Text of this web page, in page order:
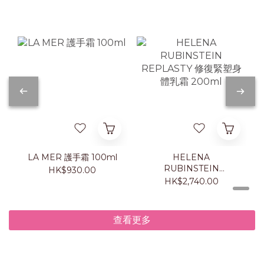
LA MER 護手霜 100ml
HK$930.00
HELENA
RUBINSTEIN
REPLASTY 修復緊塑身
HK$2,740.00
查看更多